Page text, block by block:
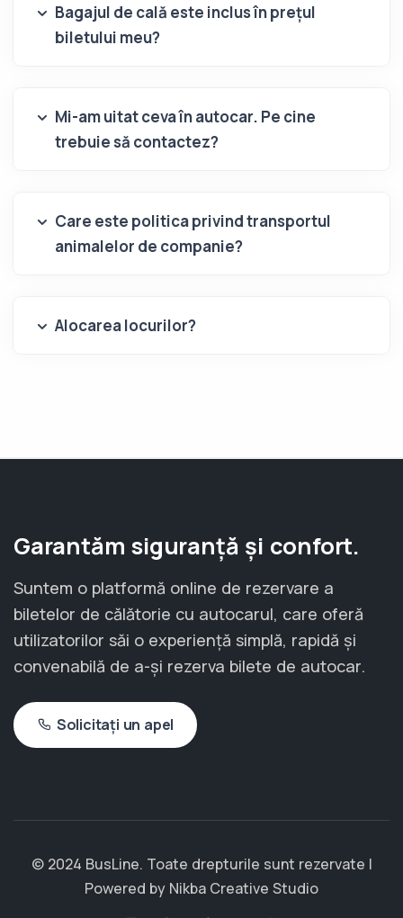
Bagajul de cală este inclus în prețul
biletului meu?
Mi-am uitat ceva în autocar. Pe cine
trebuie să contactez?
Care este politica privind transportul
animalelor de companie?
Alocarea locurilor?
Garantăm siguranță și confort.
Suntem o platformă online de rezervare a
biletelor de călătorie cu autocarul, care oferă
utilizatorilor săi o experiență simplă, rapidă și
convenabilă de a-și rezerva bilete de autocar.
Solicitați un apel
© 2024 BusLine. Toate drepturile sunt rezervate |
Powered by Nikba Creative Studio